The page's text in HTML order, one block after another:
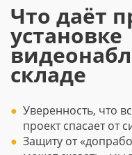
Что даёт
установке
складе
Уверенность, что
проект спасает от
Защиту от